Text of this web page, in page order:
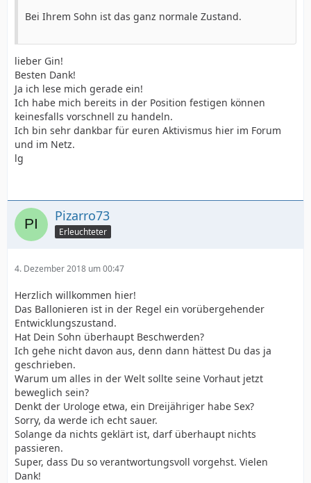
Bei Ihrem Sohn ist das ganz normale Zustand.
lieber Gin!
Besten Dank!
Ja ich lese mich gerade ein!
Ich habe mich bereits in der Position festigen können
keinesfalls vorschnell zu handeln.
Ich bin sehr dankbar für euren Aktivismus hier im Forum
und im Netz.
lg
Pizarro73
Erleuchteter
4. Dezember 2018 um 00:47
Herzlich willkommen hier!
Das Ballonieren ist in der Regel ein vorübergehender
Entwicklungszustand.
Hat Dein Sohn überhaupt Beschwerden?
Ich gehe nicht davon aus, denn dann hättest Du das ja
geschrieben.
Warum um alles in der Welt sollte seine Vorhaut jetzt
beweglich sein?
Denkt der Urologe etwa, ein Dreijähriger habe Sex?
Sorry, da werde ich echt sauer.
Solange da nichts geklärt ist, darf überhaupt nichts
passieren.
Super, dass Du so verantwortungsvoll vorgehst. Vielen
Dank!